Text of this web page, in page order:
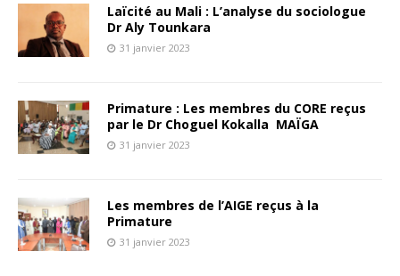
Laïcité au Mali : L’analyse du sociologue
Dr Aly Tounkara
31 janvier 2023
Primature : Les membres du CORE reçus
par le Dr Choguel Kokalla MAÏGA
31 janvier 2023
Les membres de l’AIGE reçus à la
Primature
31 janvier 2023